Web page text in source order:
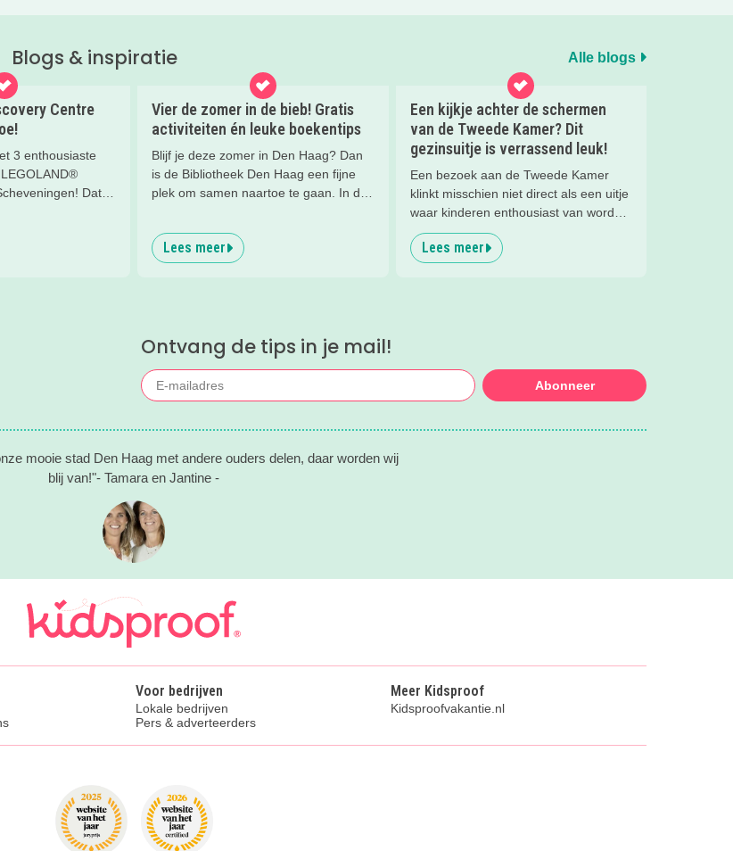
Blogs & inspiratie Alle blogs
Centre
3 enthousiaste
Dat
die toffe giraffe
een geweldig
voor
Vier de zomer in de bieb! Gratis
activiteiten én leuke boekentips
Blijf je deze zomer in Den Haag? Dan
is de Bibliotheek Den Haag een fijne
plek om samen naartoe te gaan. In de
Van creatieve workshops en
voorleesmomenten tot spelletjes,
speurtochten en zomerse boekentips.
Lees meer
Een kijkje achter de schermen
van de Tweede Kamer? Dit
gezinsuitje is verrassend leuk!
Een bezoek aan de Tweede Kamer
klinkt misschien niet direct als een uitje
waar kinderen enthousiast van worden.
Blogmoeder Zi durfde het toch aan met
dochter Emily en werden tijdens de
kinderen hingen werkelijk aan de
lippen van de gids.
Lees meer
Ontvang de tips in je mail!
Abonneer
mooie stad Den Haag met andere ouders delen, daar worden wij
blij van!"- Tamara en Jantine -
Voor bedrijven
Lokale bedrijven
Pers & adverteerders
Meer Kidsproof
Kidsproofvakantie.nl